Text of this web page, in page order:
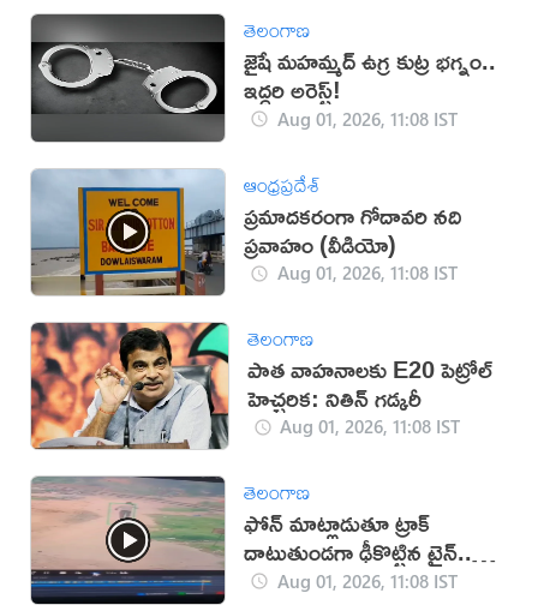
తెలంగాణ
జైషే మహమ్మద్ ఉగ్ర కుట్ర భగ్నం..
ఇద్దరి అరెస్ట్!
Aug 01, 2026, 11:08 IST
ఆంధ్రప్రదేశ్
ప్రమాదకరంగా గోదావరి నది
ప్రవాహం (వీడియో)
Aug 01, 2026, 11:08 IST
తెలంగాణ
పాత వాహనాలకు E20 పెట్రోల్
హెచ్చరిక: నితిన్ గడ్కరీ
Aug 01, 2026, 11:08 IST
తెలంగాణ
ఫోన్ మాట్లాడుతూ ట్రాక్
దాటుతుండగా ఢీకొట్టిన ట్రైన్..
వ్యక్తి మృతి
Aug 01, 2026, 11:08 IST